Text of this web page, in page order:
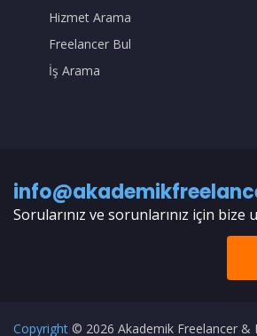
Hizmet Arama
Freelancer Bul
İş Arama
Sorularınız ve sorunlarınız için bize
Copyright © 2026 Akademik Freelancer &